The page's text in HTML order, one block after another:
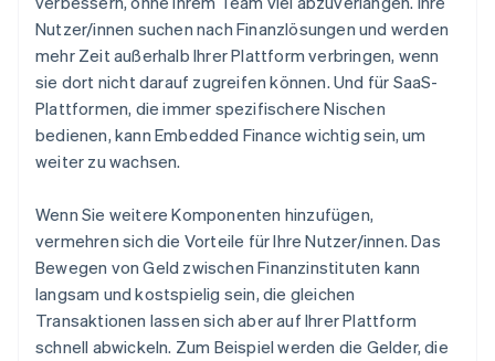
Nutzer/innen suchen nach Finanzlösungen und werden
mehr Zeit außerhalb Ihrer Plattform verbringen, wenn
sie dort nicht darauf zugreifen können. Und für SaaS-
Plattformen, die immer spezifischere Nischen
bedienen, kann Embedded Finance wichtig sein, um
weiter zu wachsen.
Wenn Sie weitere Komponenten hinzufügen,
vermehren sich die Vorteile für Ihre Nutzer/innen. Das
Bewegen von Geld zwischen Finanzinstituten kann
langsam und kostspielig sein, die gleichen
Transaktionen lassen sich aber auf Ihrer Plattform
schnell abwickeln. Zum Beispiel werden die Gelder, die
Festlandchina
简体中文
Finnland
EnglishSvenska
Frankreich
FrançaisEnglish
Gibraltar
English
Indien
English
Irland
English
Italien